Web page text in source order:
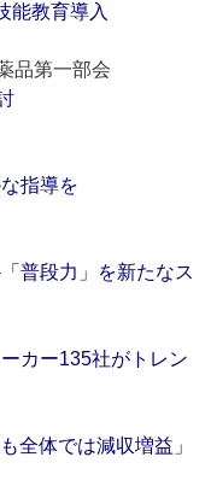
能教育導入
品第一部会
指導を
普段力」を新たなス
カー135社がトレン
全体では減収増益」